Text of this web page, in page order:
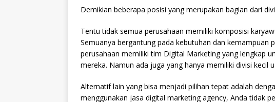
Demikian beberapa posisi yang merupakan bagian dari
Tentu tidak semua perusahaan memiliki komposisi
Semuanya bergantung pada kebutuhan dan kemampuan
perusahaan memiliki tim Digital Marketing yang lengkap
mereka. Namun ada juga yang hanya memiliki divisi kecil
Alternatif lain yang bisa menjadi pilihan tepat adalah
menggunakan jasa digital marketing agency, Anda tidak